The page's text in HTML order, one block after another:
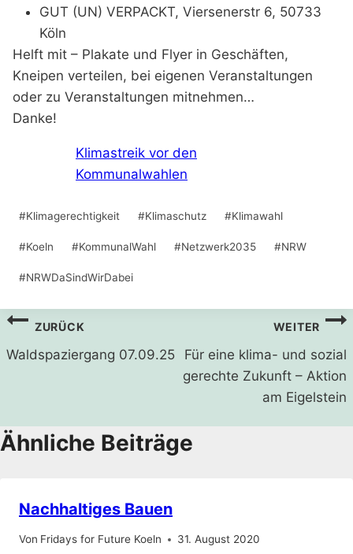
GUT (UN) VERPACKT, Viersenerstr 6, 50733
Köln
Helft mit – Plakate und Flyer in Geschäften,
Kneipen verteilen, bei eigenen Veranstaltungen
oder zu Veranstaltungen mitnehmen…
Danke!
Klimastreik vor den
Kommunalwahlen
Schlagworte:
#Klimagerechtigkeit #Klimaschutz #Klimawahl
#Koeln #KommunalWahl #Netzwerk2035 #NRW
#NRWDaSindWirDabei
Beitragsnavigation
ZURÜCK
Waldspaziergang 07.09.25
WEITER
Für eine klima- und sozial
gerechte Zukunft – Aktion
am Eigelstein
Ähnliche Beiträge
Nachhaltiges Bauen
Von Fridays for Future Koeln 31. August 2020